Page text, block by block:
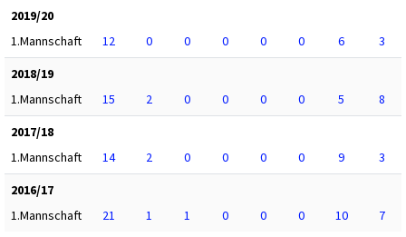
2019/20
1.Mannschaft
12 0 0 0 0 0 6
3
2018/19
1.Mannschaft
15 2 0 0 0 0 5
8
2017/18
1.Mannschaft
14 2 0 0 0 0 9
3
2016/17
1.Mannschaft
21 1 1 0 0 0 10 7